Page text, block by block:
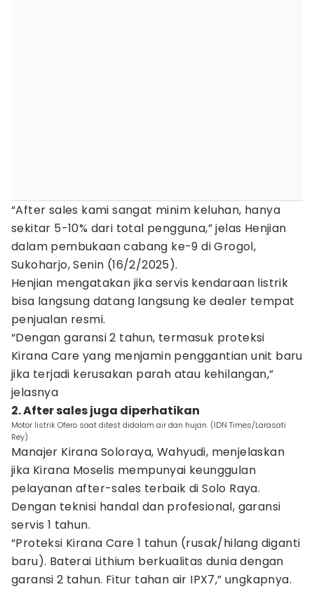
“After sales kami sangat minim keluhan, hanya
sekitar 5-10% dari total pengguna,” jelas Henjian
dalam pembukaan cabang ke-9 di Grogol,
Sukoharjo, Senin (16/2/2025).
Henjian mengatakan jika servis kendaraan listrik
bisa langsung datang langsung ke dealer tempat
penjualan resmi.
“Dengan garansi 2 tahun, termasuk proteksi
Kirana Care yang menjamin penggantian unit baru
jika terjadi kerusakan parah atau kehilangan,”
jelasnya
2. After sales juga diperhatikan
Motor listrik Ofero saat ditest didalam air dan hujan. (IDN Times/Larasati
Rey)
Manajer Kirana Soloraya, Wahyudi, menjelaskan
jika Kirana Moselis mempunyai keunggulan
pelayanan after-sales terbaik di Solo Raya.
Dengan teknisi handal dan profesional, garansi
servis 1 tahun.
“Proteksi Kirana Care 1 tahun (rusak/hilang diganti
baru). Baterai Lithium berkualitas dunia dengan
garansi 2 tahun. Fitur tahan air IPX7,” ungkapnya.